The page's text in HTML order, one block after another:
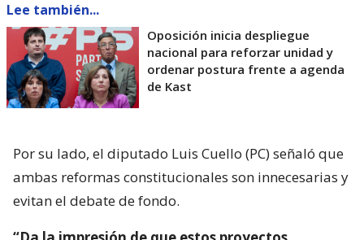
Lee también...
Oposición inicia despliegue
nacional para reforzar unidad y
ordenar postura frente a agenda
de Kast
Por su lado, el diputado Luis Cuello (PC) señaló que
ambas reformas constitucionales son innecesarias y
evitan el debate de fondo.